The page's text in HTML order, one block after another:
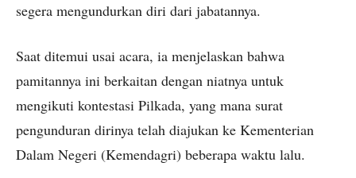
segera mengundurkan diri dari jabatannya.
Saat ditemui usai acara, ia menjelaskan bahwa
pamitannya ini berkaitan dengan niatnya untuk
mengikuti kontestasi Pilkada, yang mana surat
pengunduran dirinya telah diajukan ke Kementerian
Dalam Negeri (Kemendagri) beberapa waktu lalu.